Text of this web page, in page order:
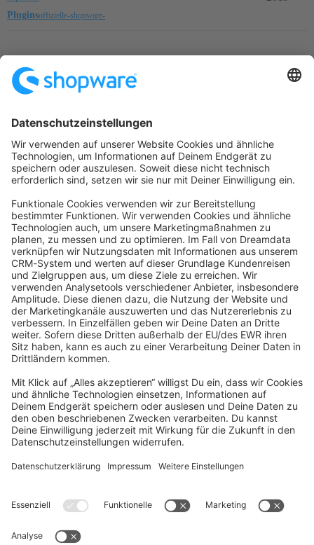
Pluginsoffizielle-shopware-
Angetrieben vonDiscourse, beste Erfahrung mit aktiviertem
community@shopware.com
Company
Press
Jobs
Newsletter
Store
Shopware 6 Handbook by
Splendid (German)
Shopware 6 - Product Feedback &